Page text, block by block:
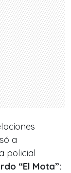
a
policial
“El Mota”: